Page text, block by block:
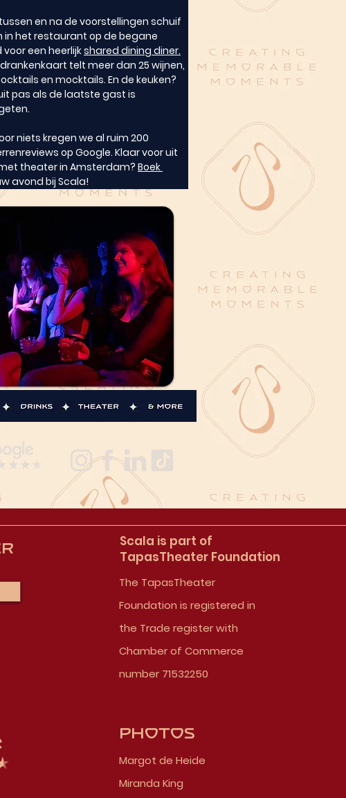
en na de voorstellingen schuif
in het restaurant op de begane
een heerlijk shared dining diner.
telt meer dan 25 wijnen,
en mocktails. En de keuken?
pas als de laatste gast is
niets kregen we al ruim 200
op Google. Klaar voor uit
theater in Amsterdam? Boek
avond bij Scala!
Scala is part of
TapasTheater Foundation
The TapasTheater
Foundation is registered in
the Trade register with
Chamber of Commerce
number 71532250
Photos
Margot de Heide
Miranda King